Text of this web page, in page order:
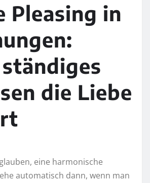
Pleasing in
die Liebe
eine harmonische
automatisch dann, wenn man